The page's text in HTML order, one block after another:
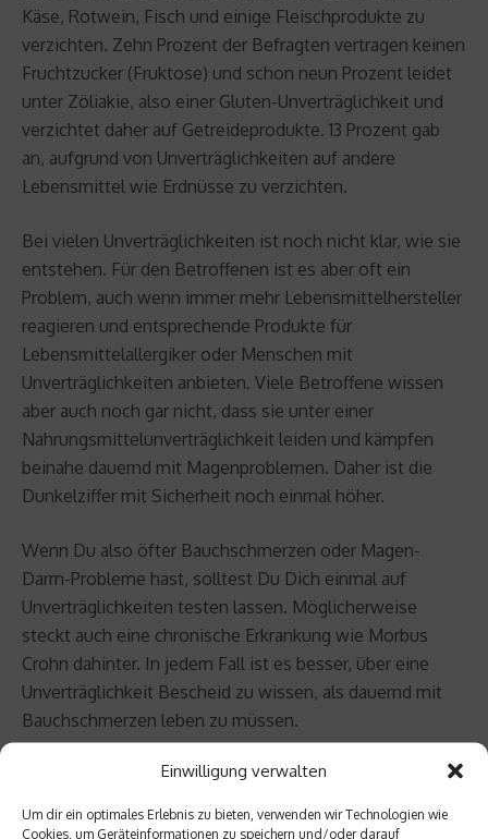
Einwilligung verwalten
Um dir ein optimales Erlebnis zu bieten, verwenden wir Technologien wie
Cookies, um Geräteinformationen zu speichern und/oder darauf
Käse, Rotwein, Fisch und einige Fleischprodukte zu
verzichten. Zehn Prozent der Befragten vertragen keinen
Fruchtzucker (Fruktose) und schon neun Prozent leidet
unter Zöliakie, also einer Gluten-Unverträglichkeit und
verzichtet daher auf Getreideprodukte. 13 Prozent gab
an, aufgrund von Unverträglichkeiten auf andere
Lebensmittel wie Erdnüsse zu verzichten.
Bei vielen Unverträglichkeiten ist noch nicht klar, wie sie
entstehen. Für den Betroffenen ist es aber oft ein
Problem, auch wenn immer mehr Lebensmittelhersteller
reagieren und entsprechende Produkte für
Lebensmittelallergiker oder Menschen mit
Unverträglichkeiten anbieten. Viele Betroffene wissen
aber auch noch gar nicht, dass sie unter einer
Nahrungsmittelunverträglichkeit leiden und kämpfen
beinahe dauernd mit Magenproblemen. Daher ist die
Dunkelziffer mit Sicherheit noch einmal höher.
Wenn Du also öfter Bauchschmerzen oder Magen-
Darm-Probleme hast, solltest Du Dich einmal auf
Unverträglichkeiten testen lassen. Möglicherweise
steckt auch eine chronische Erkrankung wie Morbus
Crohn dahinter. In jedem Fall ist es besser, über eine
Unverträglichkeit Bescheid zu wissen, als dauernd mit
Bauchschmerzen leben zu müssen.